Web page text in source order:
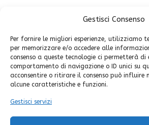
Gestisci Consenso
Per fornire le migliori esperienze, utilizziamo
per memorizzare e/o accedere alle
consenso a queste tecnologie ci permetterà
comportamento di navigazione o ID unici su
acconsentire o ritirare il consenso può influire
alcune caratteristiche e funzioni.
Gestisci servizi
Meta
Accedi
Feed dei contenuti